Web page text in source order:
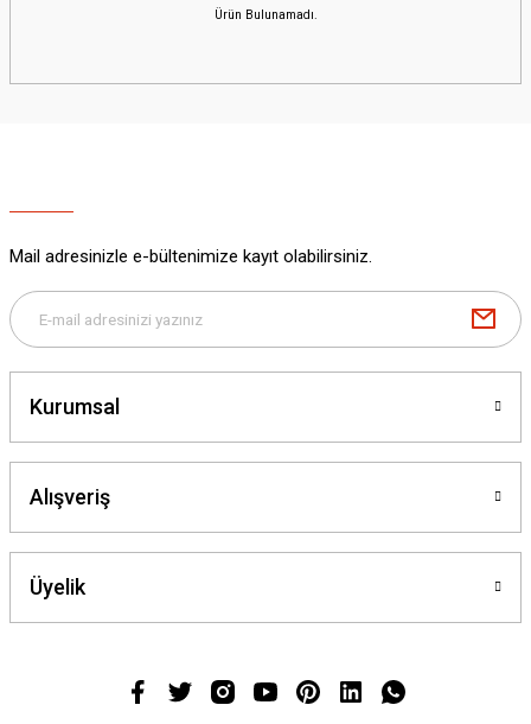
Ürün Bulunamadı.
Mail adresinizle e-bültenimize kayıt olabilirsiniz.
Kurumsal
Alışveriş
Üyelik